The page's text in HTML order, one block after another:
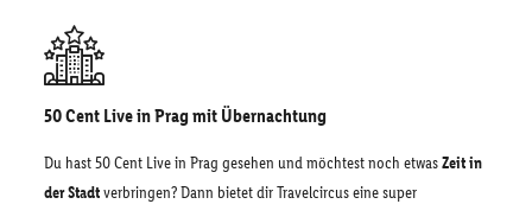
50 Cent Live in Prag mit Übernachtung
Du hast 50 Cent Live in Prag gesehen und möchtest noch etwasZeit in
der Stadtverbringen? Dann bietet dir Travelcircus eine super